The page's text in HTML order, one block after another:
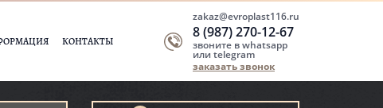
КОНТАКТЫ
zakaz@evroplast116.ru
8 (987) 270-12-67
звоните в whatsapp
или telegram
заказать звонок